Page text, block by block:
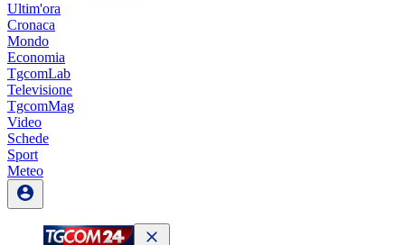
Ultim'ora
Cronaca
Mondo
Economia
TgcomLab
Televisione
TgcomMag
Video
Schede
Sport
Meteo